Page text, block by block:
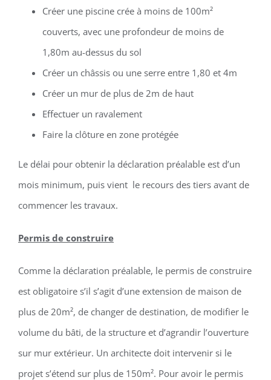
Créer une piscine crée à moins de 100m²
couverts, avec une profondeur de moins de
1,80m au-dessus du sol
Créer un châssis ou une serre entre 1,80 et 4m
Créer un mur de plus de 2m de haut
Effectuer un ravalement
Faire la clôture en zone protégée
Le délai pour obtenir la déclaration préalable est d’un
mois minimum, puis vient le recours des tiers avant de
commencer les travaux.
Permis de construire
Comme la déclaration préalable, le permis de construire
est obligatoire s’il s’agit d’une extension de maison de
plus de 20m², de changer de destination, de modifier le
volume du bâti, de la structure et d’agrandir l’ouverture
sur mur extérieur. Un architecte doit intervenir si le
projet s’étend sur plus de 150m². Pour avoir le permis